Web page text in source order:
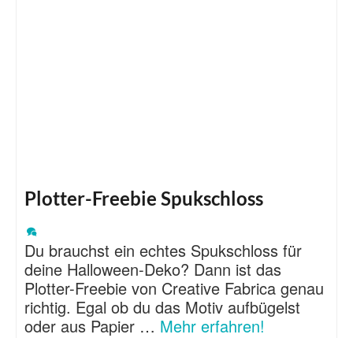
Plotter-Freebie Spukschloss
Du brauchst ein echtes Spukschloss für
deine Halloween-Deko? Dann ist das
Plotter-Freebie von Creative Fabrica genau
richtig. Egal ob du das Motiv aufbügelst
oder aus Papier … Mehr erfahren!